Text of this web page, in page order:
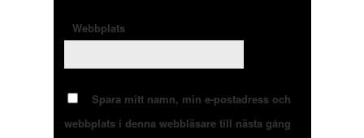
Webbplats
Spara mitt namn, min e-postadress och
webbplats i denna webbläsare till nästa gång